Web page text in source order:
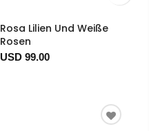
Rosa Lilien Und Weiße
Rosen
USD 99.00